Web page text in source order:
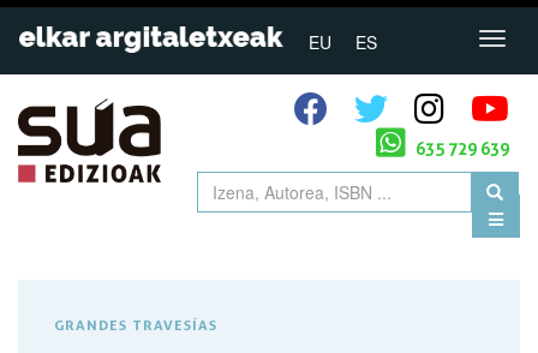
EU ES
635 729 639
GRANDES TRAVESÍAS